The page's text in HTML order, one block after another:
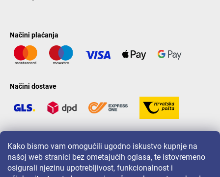
Kako bismo vam omogućili ugodno iskustvo kupnje na
našoj web stranici bez ometajućih oglasa, te istovremeno
osigurali njezinu upotrebljivost, funkcionalnost i
Načini plaćanja
Načini dostave